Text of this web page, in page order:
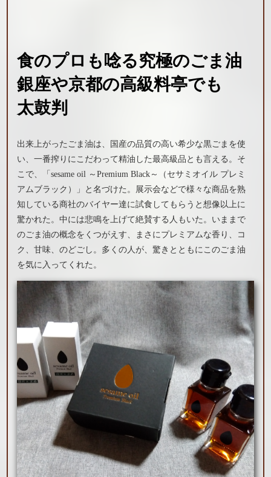
食のプロも唸る究極のごま油
銀座や京都の高級料亭でも
太鼓判
出来上がったごま油は、国産の品質の高い希少な黒ごまを使
い、一番搾りにこだわって精油した最高級品とも言える。そ
こで、「sesame oil ～Premium Black～（セサミオイル プレミ
アムブラック）」と名づけた。展示会などで様々な商品を熟
知している商社のバイヤー達に試食してもらうと想像以上に
驚かれた。中には悲鳴を上げて絶賛する人もいた。いままで
のごま油の概念をくつがえす、まさにプレミアムな香り、コ
ク、甘味、のどごし。多くの人が、驚きとともにこのごま油
を気に入ってくれた。